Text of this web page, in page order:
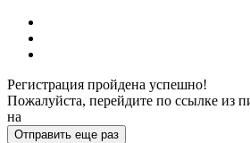
Регистрация пройдена успешно!
Пожалуйста, перейдите по ссылке из
на
Отправить еще раз